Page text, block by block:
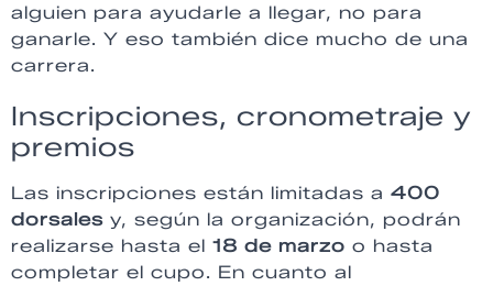
alguien para ayudarle a llegar, no para
ganarle. Y eso también dice mucho de una
carrera.
Inscripciones, cronometraje y
premios
Las inscripciones están limitadas a 400
dorsales y, según la organización, podrán
realizarse hasta el 18 de marzo o hasta
completar el cupo. En cuanto al